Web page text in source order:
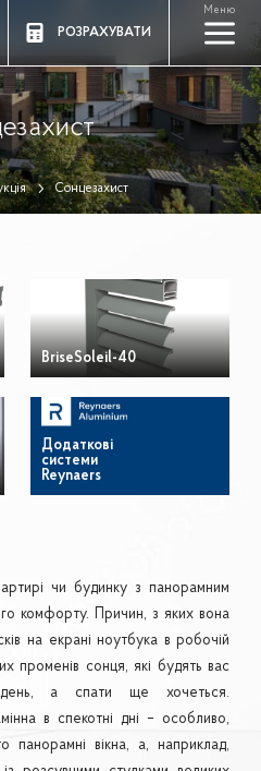
РОЗРАХУВАТИ
Меню
a
Сонцезахист
BriseSoleil-40
Додаткові
системи
Reynaers
чи будинку з панорамним
комфорту. Причин, з яких вона
на екрані ноутбука в робочій
променів сонця, які будять вас
день, а спати ще хочеться.
в спекотні дні – особливо,
вікна, а, наприклад,